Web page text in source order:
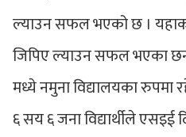
ल्याउन सफल भएको छ । यहाका
जिपिए ल्याउन सफल भएका
मध्ये नमुना विद्यालयका
६ सय ६ जना विद्यार्थीले एसइई